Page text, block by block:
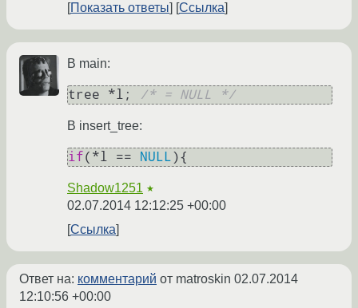
Показать ответы Ссылка
В main:
tree *l; /* = NULL */
В insert_tree:
if(*l == NULL){
Shadow1251 ★
02.07.2014 12:12:25 +00:00
Ссылка
Ответ на: комментарий от matroskin 02.07.2014
12:10:56 +00:00